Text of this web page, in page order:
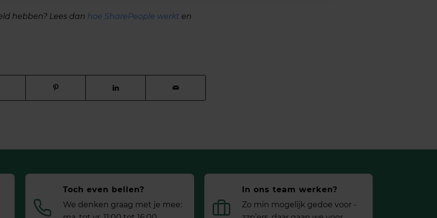
hebben? Lees dan hoe SharePeople werkt en
Toch even bellen?
We denken graag met je mee:
In ons team werken?
Zo min mogelijk gedoe voor ­